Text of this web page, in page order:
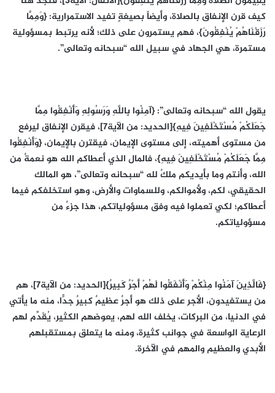
كيف قرن الإنفاق بالصلاة، وأيضاً بصيغةٍ تفيد الاستمرارية: {وَمِمَّا
رَزَقْنَاهُمْ يُنْفِقُونَ}، فهم يستمرون على ذلك؛ لأنه يرتبط بمسؤولية
مستمرة، هي الجهاد في سبيل الله “سبحانه وتعالى”.
يقول الله “سبحانه وتعالى”: {آمِنُوا بِاللَّهِ وَرَسُولِهِ وَأَنْفِقُوا مِمَّا
جَعَلَكُمْ مُسْتَخْلَفِينَ فِيهِ}[الحديد: من الآية7]، فيقرن الإنفاق ليرفع
من مستوى أهميته، إلى مستوى الإيمان، فيقترن بالإيمان، {وَأَنْفِقُوا
مِمَّا جَعَلَكُمْ مُسْتَخْلَفِينَ فِيهِ}، فالمال الذي أعطاكم الله هو نعمةٌ من
الله، وأنتم وما بأيديكم ملكٌ لله “سبحانه وتعالى”، هو المالك
الحقيقي، لكم، ولأموالكم، وللسماوات والأرض، وهو استخلفكم فيما
أعطاكم؛ لكي تعملوا فيه وفق مسؤولياتكم، هذا جزءٌ من
مسؤولياتكم.
{فَالَّذِينَ آمَنُوا مِنْكُمْ وَأَنْفَقُوا لَهُمْ أَجْرٌ كَبِيرٌ}[الحديد: من الآية7]، هم
من يستفيدون، الأجر على ذلك هو أجرٌ عظيمٌ كبيرٌ جدًّا، منه ما يأتي
في الدنيا، من البركات، يخلف الله لهم، يعوضهم الكثير، يُقَدِّم لهم
الرعاية الواسعة في جوانب كثيرة، ومنه ما يتعلق بمستقبلهم
الأبدي والعظيم والمهم في الآخرة.